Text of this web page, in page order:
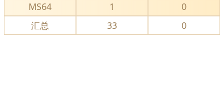
MS64
1
0
汇总
33 0